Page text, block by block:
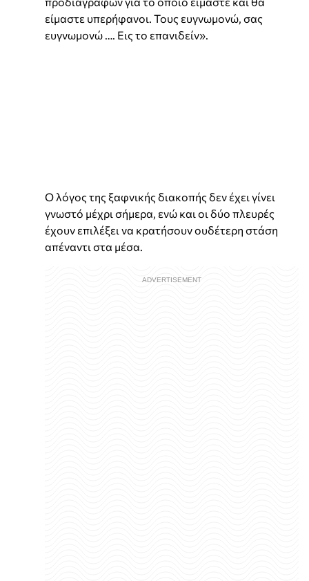
είμαστε υπερήφανοι. Τους ευγνωμονώ, σας
ευγνωμονώ …. Εις το επανιδείν».
Ο λόγος της ξαφνικής διακοπής δεν έχει γίνει
γνωστό μέχρι σήμερα, ενώ και οι δύο πλευρές
έχουν επιλέξει να κρατήσουν ουδέτερη στάση
απέναντι στα μέσα.